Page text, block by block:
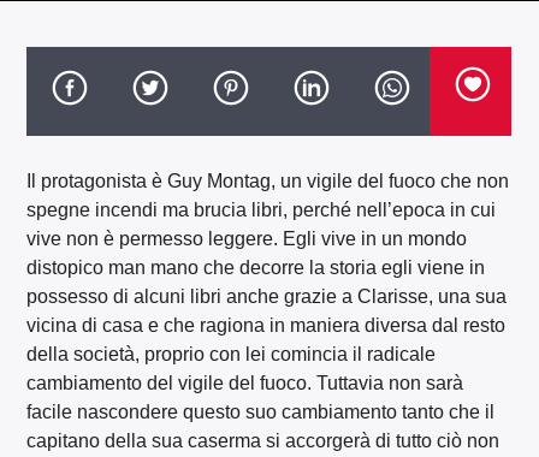
Il protagonista è Guy Montag, un vigile del fuoco che non
spegne incendi ma brucia libri, perché nell’epoca in cui
vive non è permesso leggere. Egli vive in un mondo
distopico man mano che decorre la storia egli viene in
possesso di alcuni libri anche grazie a Clarisse, una sua
vicina di casa e che ragiona in maniera diversa dal resto
della società, proprio con lei comincia il radicale
cambiamento del vigile del fuoco. Tuttavia non sarà
facile nascondere questo suo cambiamento tanto che il
capitano della sua caserma si accorgerà di tutto ciò non